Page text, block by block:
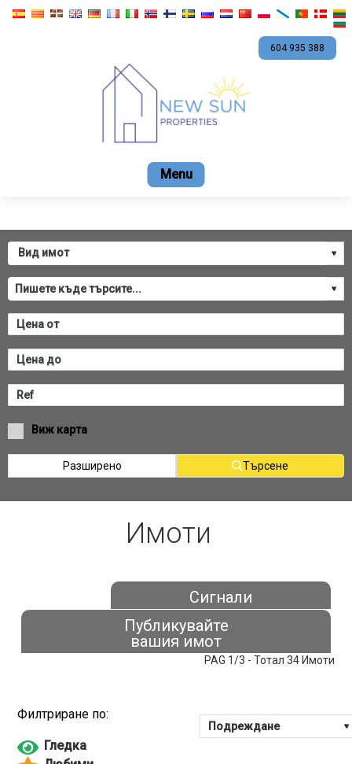
604 935 388
Продажба Наем
Виж карта
Разширено Търсене
Имоти
PAG 1/3 - Тотал 34 Имоти
Сигнали
Публикувайте
вашия имот